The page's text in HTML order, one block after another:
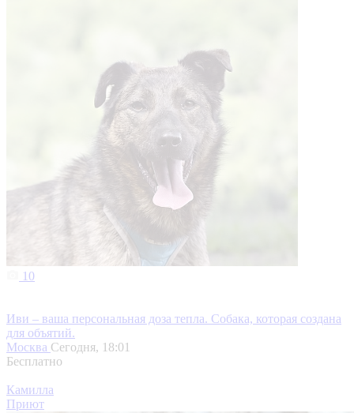
10
Иви – ваша персональная доза тепла. Собака, которая создана
для объятий.
Москва Сегодня, 18:01
Бесплатно
Камилла
Приют